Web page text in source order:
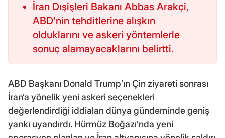
İran Dışişleri Bakanı Abbas Arakçi,
ABD'nin tehditlerine alışkın
olduklarını ve askeri yöntemlerle
sonuç alamayacaklarını belirtti.
ABD Başkanı Donald Trump’ın Çin ziyareti sonrası
İran’a yönelik yeni askeri seçenekleri
değerlendirdiği iddiaları dünya gündeminde geniş
yankı uyandırdı. Hürmüz Boğazı’nda yeni